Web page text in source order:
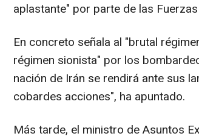
aplastante" por parte de las
En concreto señala al "brutal
régimen sionista" por los
nación de Irán se rendirá ante sus
cobardes acciones", ha apuntado.
Más tarde, el ministro de Asuntos